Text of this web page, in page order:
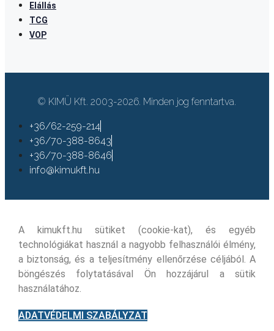
Elállás
TCG
VOP
© KIMÜ Kft. 2003-2026. Minden jog fenntartva.
+36/62-259-214
+36/70-388-8643
+36/70-388-8646
info@kimukft.hu
A kimukft.hu sütiket (cookie-kat), és egyéb
technológiákat használ a nagyobb felhasználói élmény,
a biztonság, és a teljesítmény ellenőrzése céljából. A
böngészés folytatásával Ön hozzájárul a sütik
használatához.
ADATVÉDELMI SZABÁLYZAT